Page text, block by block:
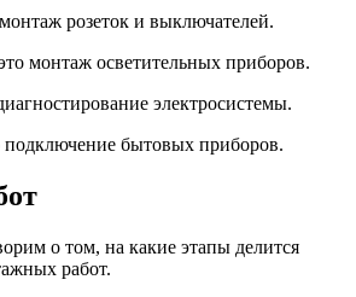
розеток и выключателей.
монтаж осветительных приборов.
электросистемы.
бытовых приборов.
о том, на какие этапы делится
работ.